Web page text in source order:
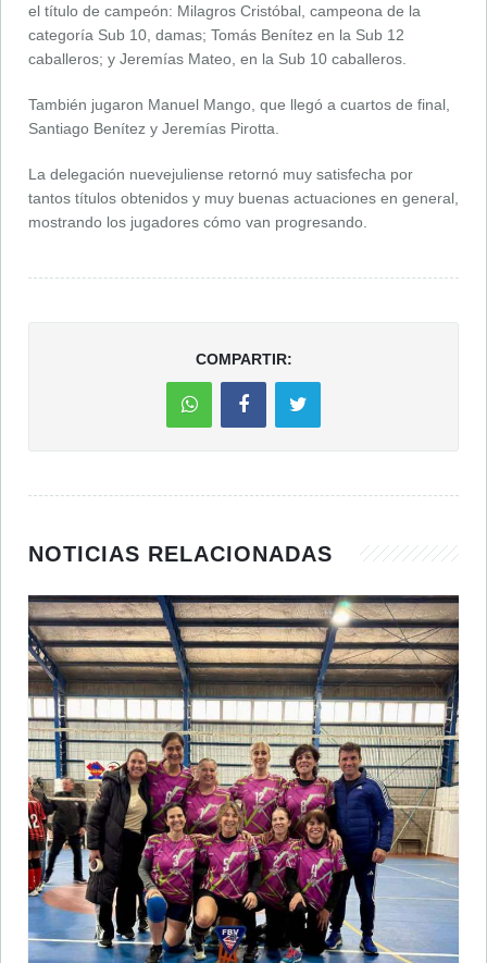
el título de campeón: Milagros Cristóbal, campeona de la
categoría Sub 10, damas; Tomás Benítez en la Sub 12
caballeros; y Jeremías Mateo, en la Sub 10 caballeros.
También jugaron Manuel Mango, que llegó a cuartos de final,
Santiago Benítez y Jeremías Pirotta.
La delegación nuevejuliense retornó muy satisfecha por
tantos títulos obtenidos y muy buenas actuaciones en general,
mostrando los jugadores cómo van progresando.
COMPARTIR:
NOTICIAS RELACIONADAS